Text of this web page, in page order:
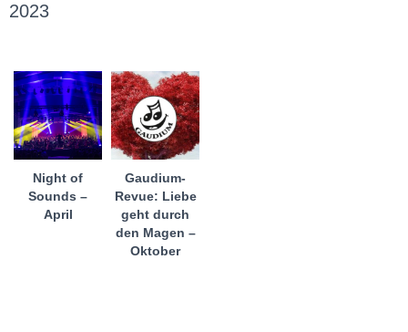
2023
Night of
Sounds –
April
Gaudium-
Revue: Liebe
geht durch
den Magen –
Oktober